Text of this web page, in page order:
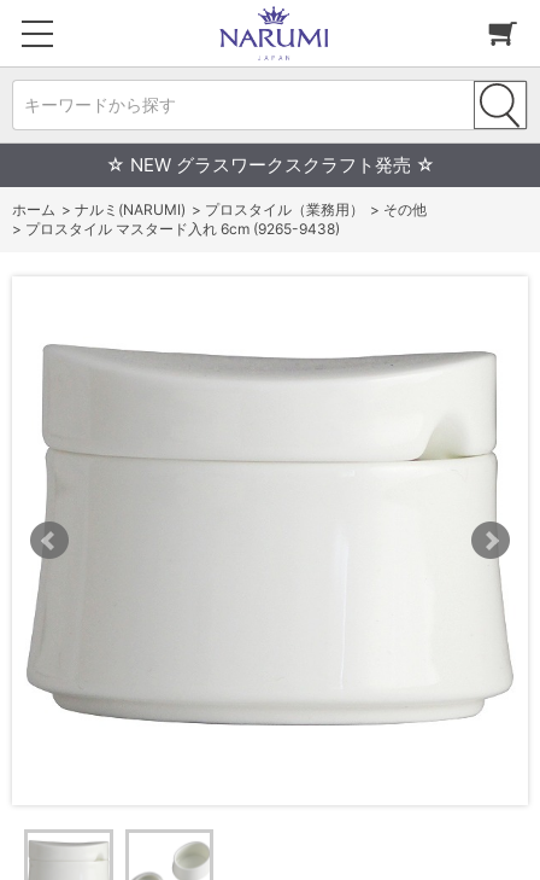
キーワードから探す
☆ NEW グラスワークスクラフト発売 ☆
ホーム > ナルミ(NARUMI) > プロスタイル（業務用） > その他
> プロスタイル マスタード入れ 6cm (9265-9438)